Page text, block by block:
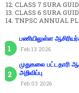
CLASS 7 SURA
CLASS 6 SURA
TNPSC ANNUAL
பணியிலுள்ள
Feb 13 2026
முதுகலை பட்டதாரி
அறிவிப்பு
Feb 03 2026